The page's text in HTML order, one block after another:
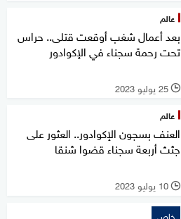
عالم
بعد أعمال شغب أوقعت قتلى.. حراس
تحت رحمة سجناء في الإكوادور
l 25 يوليو 2023
عالم
العنف بسجون الإكوادور.. العثور على
جثث أربعة سجناء قضوا شنقا
l 10 يوليو 2023
خاص